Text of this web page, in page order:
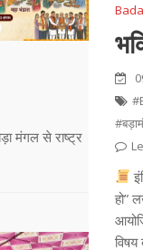
हो”
मंगल से राष्ट्र